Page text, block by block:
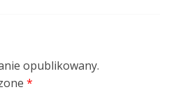
opublikowany.
*